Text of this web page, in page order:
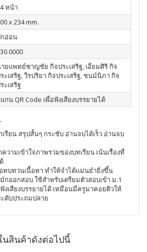
หน้า
x 234 mm.
อ่อน
ยแพทย์ชาญชัย กิจประเสริฐ, เอี่ยมศิริ กิจ
ะเสริฐ, วีรปริยา กิจประเสริฐ, ชนม์นิภา กิจ
ะเสริฐ
กน QR Code เพื่อฟังเสียงบรรยายได้
รียน สรุปสั้นๆ กระชับ อ่านจบได้เร็ว อ่านจบ
วามเข้าใจภาพรวมของบทเรียน เน้นเรื่องที่
ทบทวนเนื้อหา ทำให้จำได้เเม่นยำยิ่งขึ้น
กออกสอบ ใช้สำหรับเตรียมตัวสอบเข้า ม.1
งเสียงบรรยายได้ เหมือนมีครูมาคอยติวให้
ดับประถมปลาย
สินค้าดังต่อไปนี้